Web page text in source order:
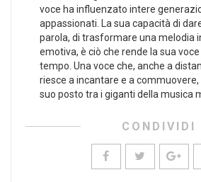
voce ha influenzato‍ intere
appassionati. La sua capacità di
parola, ​di ​trasformare una melodia
emotiva, è ciò che rende la sua
tempo. Una voce che, anche a
riesce a incantare e a
suo posto tra i giganti della musica
CONDIVIDI